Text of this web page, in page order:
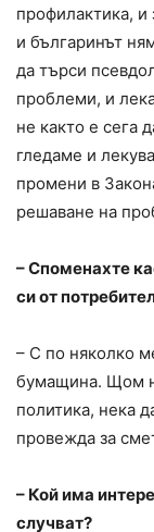
профилактика,
и българинът
да търси
проблеми, и
не както е сега
гледаме и
промени в
решаване на
– Споменахте
си от
– С по няколко
бумащина. Щом
политика, нека
провежда за
– Кой има
случват?